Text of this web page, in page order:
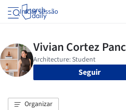
Iniciar sessão
Seguir
Organizar